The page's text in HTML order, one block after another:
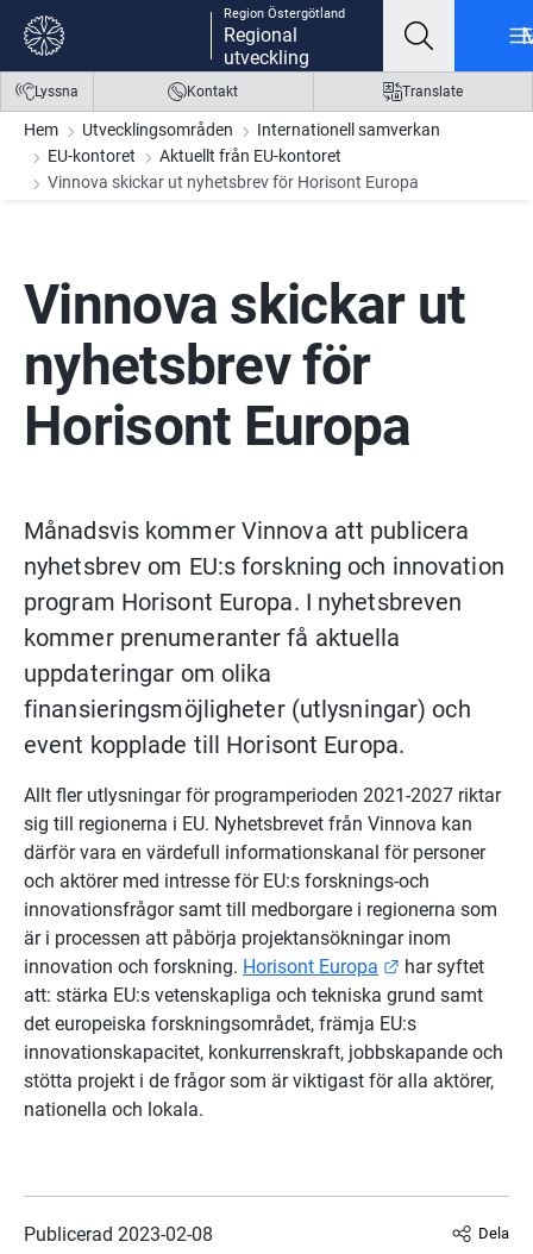
Gå till innehåll
Gå till meny
Gå till sidfot
Region Östergötland
Regional
utveckling
Lyssna Kontakt Translate
Hem Utvecklingsområden
Internationell samverkan
EU-kontoret
Aktuellt från EU-kontoret
Vinnova skickar ut nyhetsbrev för Horisont Europa
Vinnova skickar ut
nyhetsbrev för
Horisont Europa
Månadsvis kommer Vinnova att publicera
nyhetsbrev om EU:s forskning och innovation
program Horisont Europa. I nyhetsbreven
kommer prenumeranter få aktuella
uppdateringar om olika
finansieringsmöjligheter (utlysningar) och
event kopplade till Horisont Europa.
Allt fler utlysningar för programperioden 2021-2027 riktar
sig till regionerna i EU. Nyhetsbrevet från Vinnova kan
därför vara en värdefull informationskanal för personer
och aktörer med intresse för EU:s forsknings-och
innovationsfrågor samt till medborgare i regionerna som
är i processen att påbörja projektansökningar inom
innovation och forskning. Horisont Europa Länk till annan
har syftet
att: stärka EU:s vetenskapliga och tekniska grund samt
det europeiska forskningsområdet, främja EU:s
innovationskapacitet, konkurrenskraft, jobbskapande och
stötta projekt i de frågor som är viktigast för alla aktörer,
nationella och lokala.
Publicerad 2023-02-08 Dela